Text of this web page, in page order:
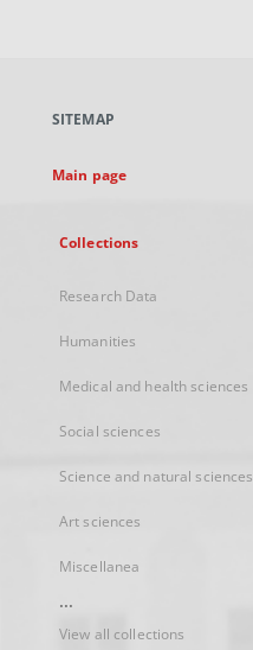
new
SITEMAP
Main page
Collections
Research Data
Humanities
Medical and health sciences
Social sciences
Science and natural sciences
Art sciences
Miscellanea
...
View all collections